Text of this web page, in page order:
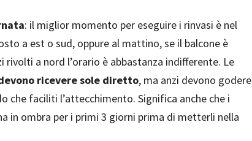
: il miglior momento per eseguire i rinvasi è nel
a est o sud, oppure al mattino, se il balcone è
a nord l’orario è abbastanza indifferente. Le
ricevere sole diretto, ma anzi devono godere
che faciliti l’attecchimento. Significa anche che i
in ombra per i primi 3 giorni prima di metterli nella